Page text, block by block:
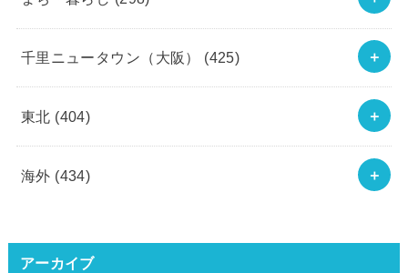
千里ニュータウン（大阪） (425)
東北 (404)
海外 (434)
アーカイブ